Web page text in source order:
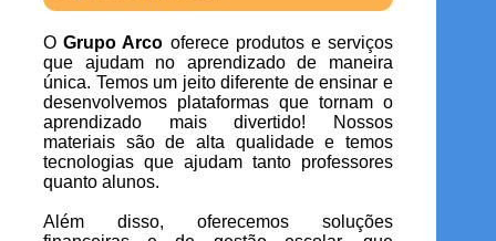
OGrupo Arco oferece produtos e serviços
que ajudam no aprendizado de maneira
única. Temos um jeito diferente de ensinar e
desenvolvemos plataformas que tornam o
aprendizado mais divertido! Nossos
materiais são de alta qualidade e temos
tecnologias que ajudam tanto professores
quanto alunos.
Além disso, oferecemos soluções